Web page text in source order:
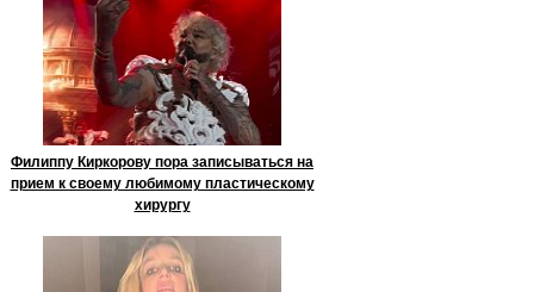
Филиппу Киркорову пора записываться на
прием к своему любимому пластическому
хирургу